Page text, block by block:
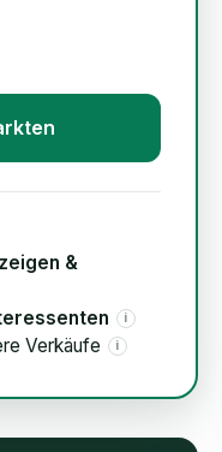
&
i
Verkäufe i